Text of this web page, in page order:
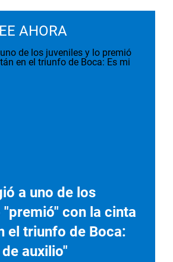
AHORA
a uno de los
"premió" con la cinta
el triunfo de Boca:
auxilio"